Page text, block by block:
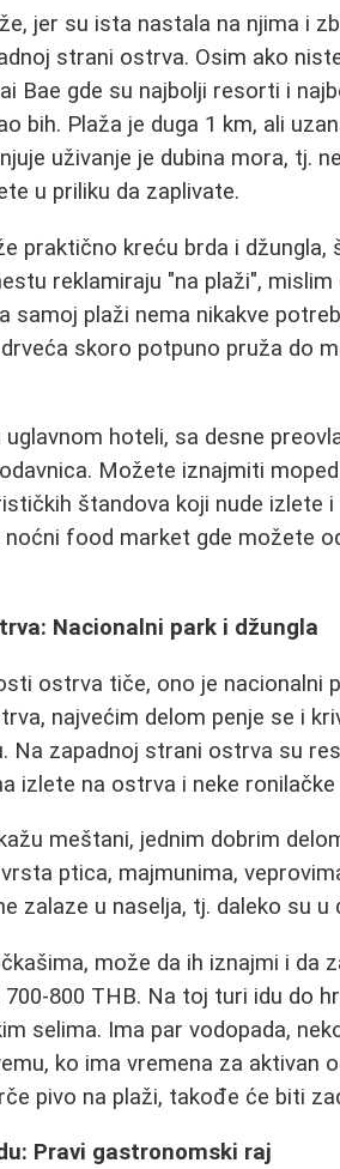
jer su ista nastala na njima i
strani ostrva. Osim ako
Bae gde su najbolji resorti i
bih. Plaža je duga 1 km, ali
uživanje je dubina mora, tj.
u priliku da zaplivate.
praktično kreću brda i
reklamiraju "na plaži",
samoj plaži nema nikakve
skoro potpuno pruža do
uglavnom hoteli, sa desne
Možete iznajmiti
štandova koji nude izlete
food market gde možete
Nacionalni park i džungla
ostrva tiče, ono je nacionalni
najvećim delom penje se i
Na zapadnoj strani ostrva su
izlete na ostrva i neke
meštani, jednim dobrim
ptica, majmunima,
zalaze u naselja, tj. daleko su u
može da ih iznajmi i da
800 THB. Na toj turi idu do
selima. Ima par vodopada,
ko ima vremena za aktivan
pivo na plaži, takođe će biti
Pravi gastronomski raj